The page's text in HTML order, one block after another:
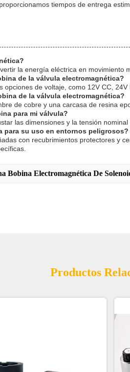
tiempos de entrega
la energía eléctrica en
de la válvula electromagnética?
de voltaje, como 12V CC,
de la válvula electromagnética?
de cobre y una carcasa de resina
para mi válvula?
las dimensiones y la tensión
para su uso en entornos peligrosos?
con recubrimientos protectores y
Bobina Electromagnética De
Productos